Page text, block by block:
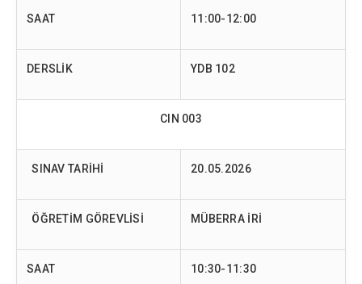
SAAT 11:00-12:00
DERSLİK YDB 102
CIN 003
SINAV TARİHİ 20.05.2026
ÖĞRETİM GÖREVLİSİ MÜBERRA İRİ
SAAT 10:30-11:30